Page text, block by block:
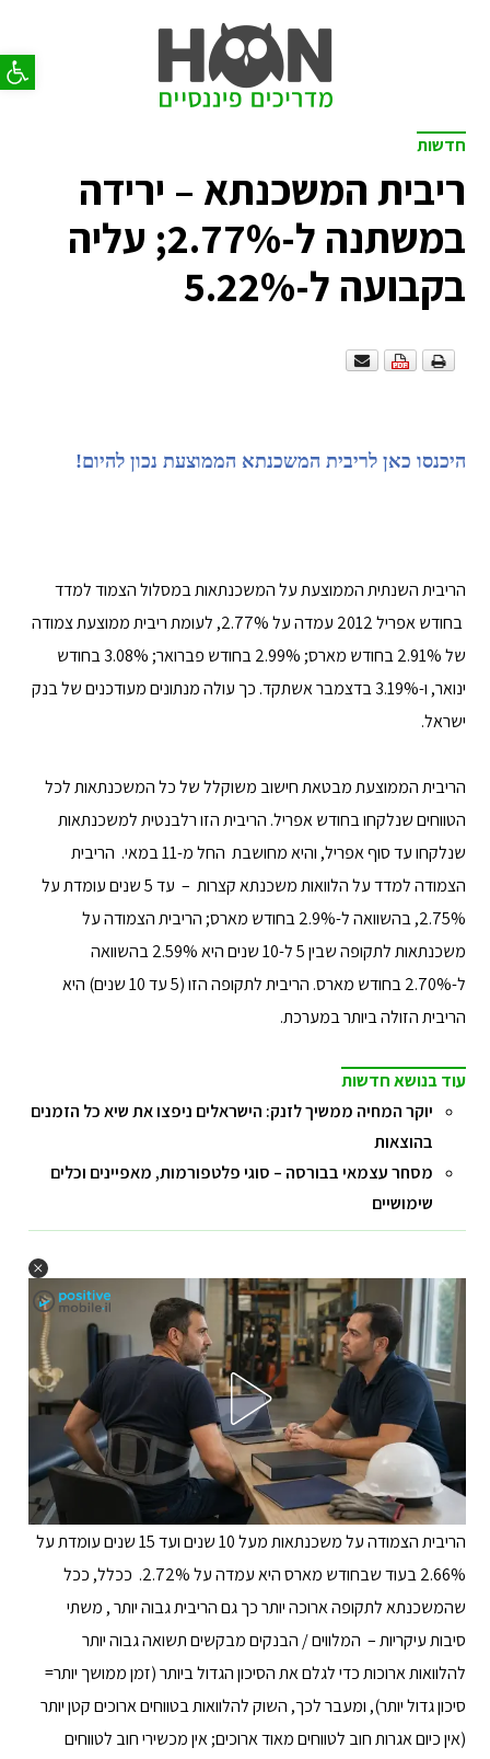
פתח
חדשות
ריבית המשכנתא – ירידה
במשתנה ל-2.77%; עליה
בקבועה ל-5.22%
היכנסו כאן לריבית המשכנתא הממוצעת נכון להיום!
הריבית השנתית הממוצעת על המשכנתאות במסלול הצמוד למדד
בחודש אפריל 2012 עמדה על 2.77%, לעומת ריבית ממוצעת צמודה
של 2.91% בחודש מארס; 2.99% בחודש פברואר; 3.08% בחודש
ינואר, ו-3.19% בדצמבר אשתקד. כך עולה מנתונים מעודכנים של בנק
ישראל.
הריבית הממוצעת מבטאת חישוב משוקלל של כל המשכנתאות לכל
הטווחים שנלקחו בחודש אפריל. הריבית הזו רלבנטית למשכנתאות
שנלקחו עד סוף אפריל, והיא מחושבת החל מ-11 במאי. הריבית
הצמודה למדד על הלוואות משכנתא קצרות – עד 5 שנים עומדת על
2.75%, בהשוואה ל-2.9% בחודש מארס; הריבית הצמודה על
משכנתאות לתקופה שבין 5 ל-10 שנים היא 2.59% בהשוואה
ל-2.70% בחודש מארס. הריבית לתקופה הזו (5 עד 10 שנים) היא
הריבית הזולה ביותר במערכת.
עוד בנושא חדשות
יוקר המחיה ממשיך לזנק: הישראלים ניפצו את שיא כל הזמנים
בהוצאות
מסחר עצמאי בבורסה – סוגי פלטפורמות, מאפיינים וכלים
שימושיים
הריבית הצמודה על משכנתאות מעל 10 שנים ועד 15 שנים עומדת על
2.66% בעוד שבחודש מארס היא עמדה על 2.72%. ככלל, ככל
שהמשכנתא לתקופה ארוכה יותר כך גם הריבית גבוה יותר , משתי
סיבות עיקריות – המלווים / הבנקים מבקשים תשואה גבוה יותר
להלוואות ארוכות כדי לגלם את הסיכון הגדול ביותר (זמן ממושך יותר=
סיכון גדול יותר), ומעבר לכך, השוק להלוואות בטווחים ארוכים קטן יותר
(אין כיום אגרות חוב לטווחים מאוד ארוכים; אין מכשירי חוב לטווחים